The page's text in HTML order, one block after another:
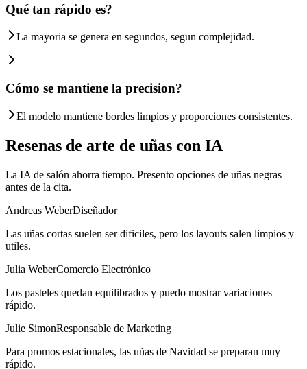
Qué tan rápido es?
La mayoria se genera en segundos, segun complejidad.
Cómo se mantiene la precision?
El modelo mantiene bordes limpios y proporciones consistentes.
Resenas de arte de uñas con IA
La IA de salón ahorra tiempo. Presento opciones de uñas negras
antes de la cita.
Andreas WeberDiseñador
Las uñas cortas suelen ser dificiles, pero los layouts salen limpios y
utiles.
Julia WeberComercio Electrónico
Los pasteles quedan equilibrados y puedo mostrar variaciones
rápido.
Julie SimonResponsable de Marketing
Para promos estacionales, las uñas de Navidad se preparan muy
rápido.